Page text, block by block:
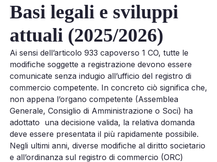
Basi legali e sviluppi
attuali (2025/2026)
Ai sensi dell’articolo 933 capoverso 1 CO, tutte le
modifiche soggette a registrazione devono essere
comunicate senza indugio all’ufficio del registro di
commercio competente. In concreto ciò significa che,
non appena l’organo competente (Assemblea
Generale, Consiglio di Amministrazione o Soci) ha
adottato una decisione valida, la relativa domanda
deve essere presentata il più rapidamente possibile.
Negli ultimi anni, diverse modifiche al diritto societario
e all’ordinanza sul registro di commercio (ORC)